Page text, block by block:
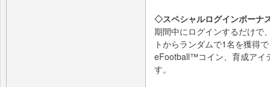
◇スペシャルログインボーナ
期間中にログインするだけで
トからランダムで1名を獲得
eFootball™コイン、育成アイ
す。